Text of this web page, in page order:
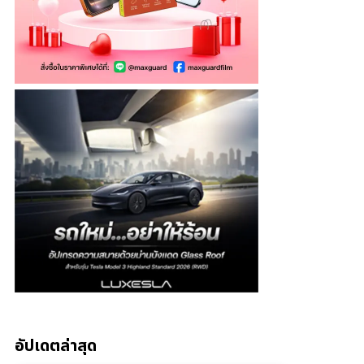
อัปเดตล่าสุด